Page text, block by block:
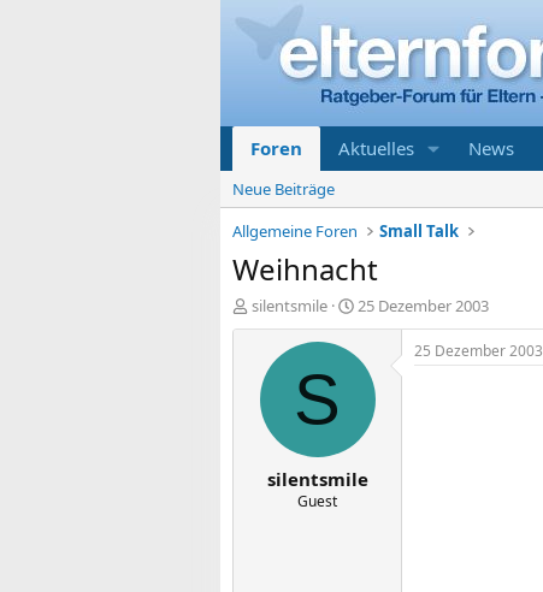
Foren Aktuelles News
Neue Beiträge
Allgemeine Foren
Small Talk
Weihnacht
E
r
silentsmile
E
r
t
l
a
25 Dezember 2003
S
silentsmile
Guest
25 Dezember 2003